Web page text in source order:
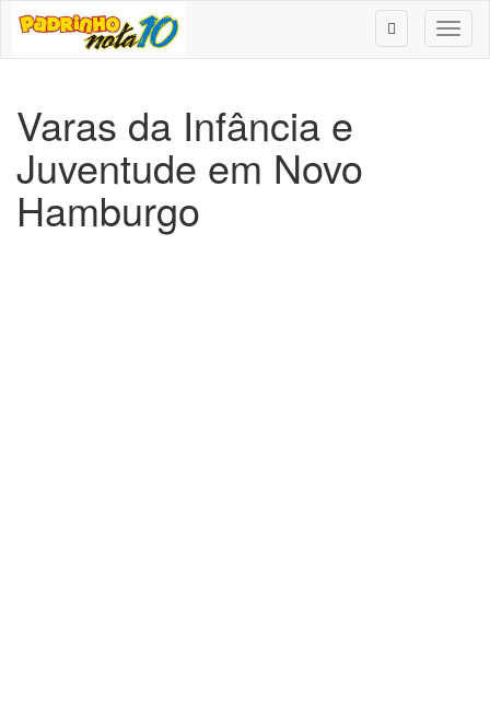
Varas da Infância e
Juventude em Novo
Hamburgo